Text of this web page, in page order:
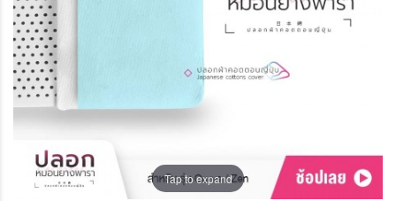
Tap to expand